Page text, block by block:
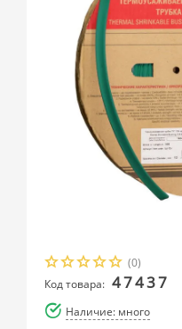
(0)
Код товара: 47437
Наличие: много